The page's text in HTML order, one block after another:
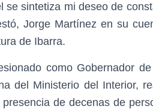
se sintetiza mi deseo de
Jorge Martínez en su
de Ibarra.
como Gobernador
del Ministerio del Interior,
de decenas de